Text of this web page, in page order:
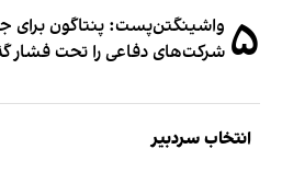
۵ واشینگتن‌پست: پنتاگون برای
شرکت‌های دفاعی را تحت فشار
انتخاب سردبیر